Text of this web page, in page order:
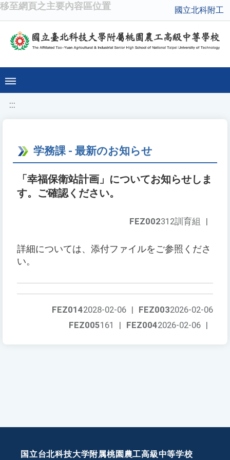
移至網頁之主要內容區位置 國立北科附工
:::
学務課 - 最新のお知らせ
「幸福保衛站計画」についてお知らせしま
す。ご確認ください。
FEZ002312訓育組 |
詳細については、添付ファイルをご参照くださ
い。
FEZ0032026-02-06
FEZ0142028-02-06 |
FEZ0042026-02-06 |
FEZ005161 |
国立台北科技大学附属桃園農工高級中等学校